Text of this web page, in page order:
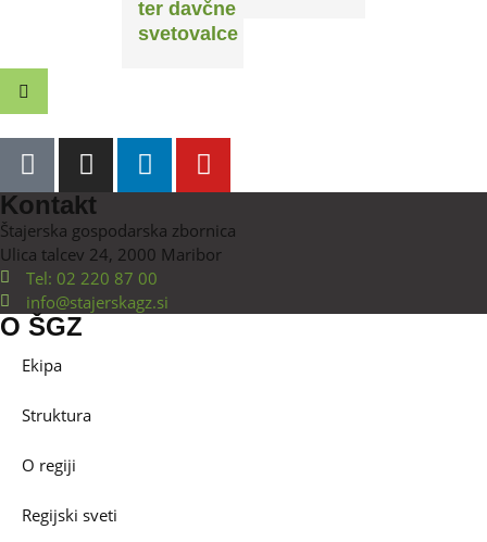
Kontakt
Štajerska gospodarska zbornica
Ulica talcev 24, 2000 Maribor
Tel: 02 220 87 00
info@stajerskagz.si
O ŠGZ
Ekipa
Struktura
O regiji
Regijski sveti